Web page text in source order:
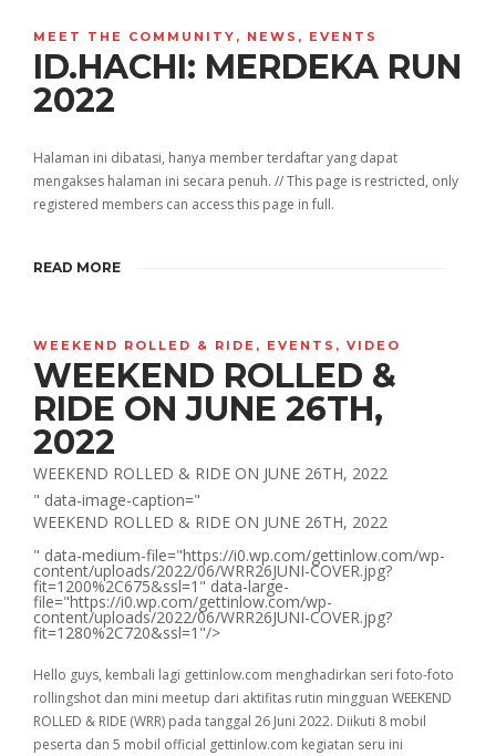
MEET THE COMMUNITY , NEWS , EVENTS
ID.HACHI: MERDEKA RUN
2022
Halaman ini dibatasi, hanya member terdaftar yang dapat
mengakses halaman ini secara penuh. // This page is restricted, only
registered members can access this page in full.
READ MORE
WEEKEND ROLLED & RIDE , EVENTS , VIDEO
WEEKEND ROLLED &
RIDE ON JUNE 26TH,
2022
WEEKEND ROLLED & RIDE ON JUNE 26TH, 2022
" data-image-caption="
WEEKEND ROLLED & RIDE ON JUNE 26TH, 2022
" data-medium-file="https://i0.wp.com/gettinlow.com/wp-
content/uploads/2022/06/WRR26JUNI-COVER.jpg?
fit=1200%2C675&ssl=1" data-large-
file="https://i0.wp.com/gettinlow.com/wp-
content/uploads/2022/06/WRR26JUNI-COVER.jpg?
fit=1280%2C720&ssl=1"/>
Hello guys, kembali lagi gettinlow.com menghadirkan seri foto-foto
rollingshot dan mini meetup dari aktifitas rutin mingguan WEEKEND
ROLLED & RIDE (WRR) pada tanggal 26 Juni 2022. Diikuti 8 mobil
peserta dan 5 mobil official gettinlow.com kegiatan seru ini